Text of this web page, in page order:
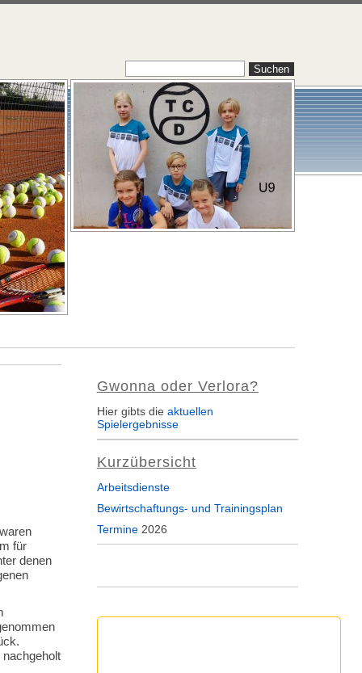
für
denen
Gwonna oder Verlora?
Hier gibts die aktuellen
Spielergebnisse
Kurzübersicht
Arbeitsdienste
Bewirtschaftungs- und Trainingsplan
Termine2026